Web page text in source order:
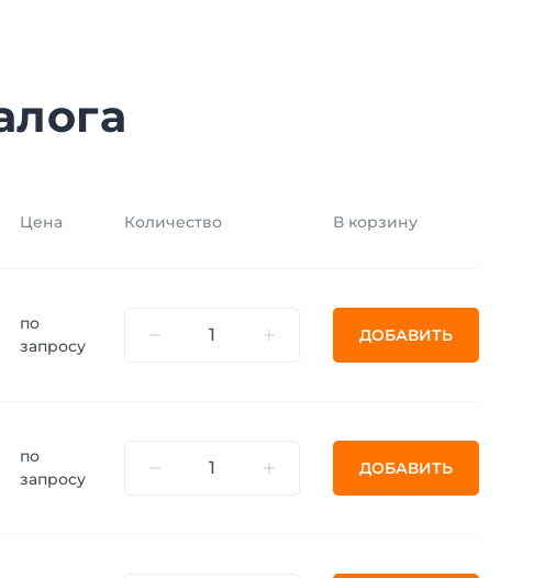
Цена Количество В корзину
по
запросу
ДОБАВИТЬ
по
запросу
ДОБАВИТЬ